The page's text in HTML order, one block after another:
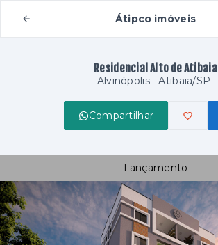
Átipco imóveis
Residencial Alto de Atibaia
Alvinópolis - Atibaia/SP
Compartilhar
Lançamento